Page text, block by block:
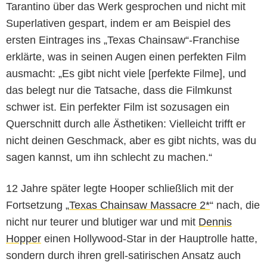
Tarantino über das Werk gesprochen und nicht mit
Superlativen gespart, indem er am Beispiel des
ersten Eintrages ins „Texas Chainsaw“-Franchise
erklärte, was in seinen Augen einen perfekten Film
ausmacht: „Es gibt nicht viele [perfekte Filme], und
das belegt nur die Tatsache, dass die Filmkunst
schwer ist. Ein perfekter Film ist sozusagen ein
Querschnitt durch alle Ästhetiken: Vielleicht trifft er
nicht deinen Geschmack, aber es gibt nichts, was du
sagen kannst, um ihn schlecht zu machen.“
12 Jahre später legte Hooper schließlich mit der
Fortsetzung „Texas Chainsaw Massacre 2*“ nach, die
nicht nur teurer und blutiger war und mit Dennis
Hopper einen Hollywood-Star in der Hauptrolle hatte,
sondern durch ihren grell-satirischen Ansatz auch